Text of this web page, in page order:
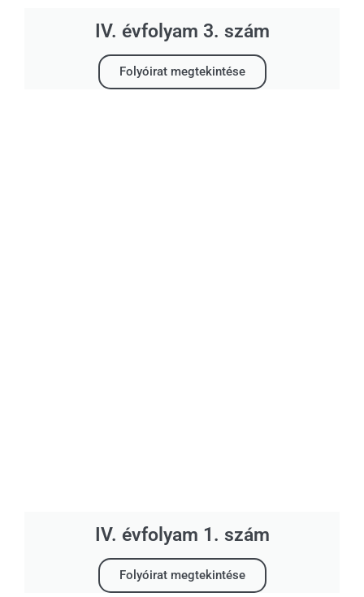
IV. évfolyam 3. szám
Folyóirat megtekintése
IV. évfolyam 1. szám
Folyóirat megtekintése